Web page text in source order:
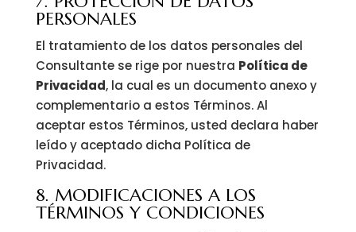
PERSONALES
El tratamiento de los datos personales del
Consultante se rige por nuestra Política de
Privacidad, la cual es un documento anexo y
complementario a estos Términos. Al
aceptar estos Términos, usted declara haber
leído y aceptado dicha Política de
Privacidad.
8. MODIFICACIONES A LOS
TÉRMINOS Y CONDICIONES